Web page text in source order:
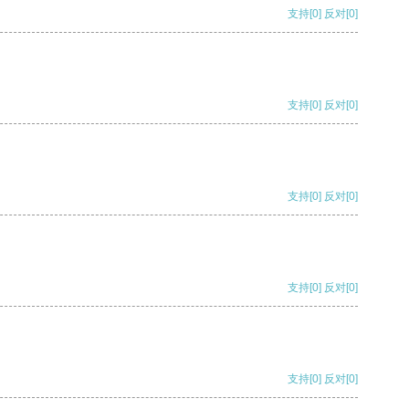
支持[0] 反对[0]
支持[0] 反对[0]
支持[0] 反对[0]
支持[0] 反对[0]
支持[0] 反对[0]